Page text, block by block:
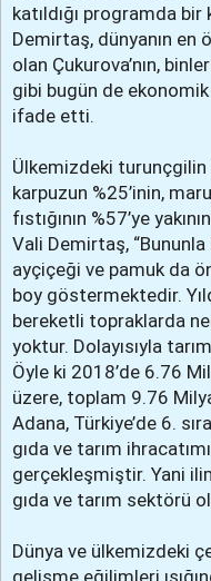
katıldığı programda
Demirtaş, dünyanın en
olan Çukurova’nın,
gibi bugün de
ifade etti.
Ülkemizdeki turunçgilin
karpuzun %25’inin,
fıstığının %57’ye
Vali Demirtaş, “Bununla
ayçiçeği ve pamuk da
boy göstermektedir.
bereketli topraklarda
yoktur. Dolayısıyla
Öyle ki 2018’de 6.76
üzere, toplam 9.76
Adana, Türkiye’de 6.
gıda ve tarım
gerçekleşmiştir. Yani
gıda ve tarım sektörü
Dünya ve ülkemizdeki
gelişme eğilimleri